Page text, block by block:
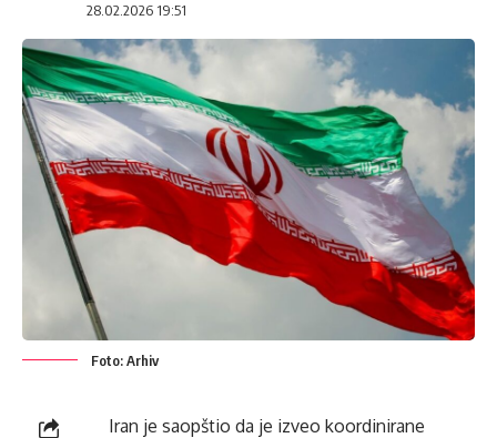
28.02.2026 19:51
Foto: Arhiv
Iran je saopštio da je izveo koordinirane